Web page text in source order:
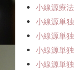
小線源療
小線源
小線源
小線源
小線源